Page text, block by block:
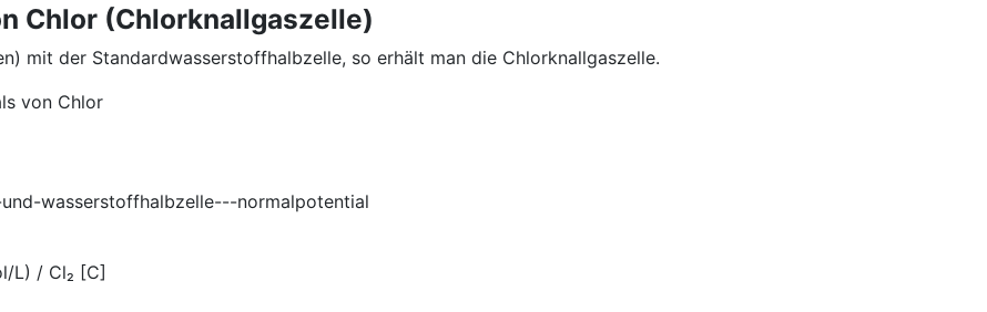
Chlor (Chlorknallgaszelle)
mit der Standardwasserstoffhalbzelle, so erhält man die Chlorknallgaszelle.
von Chlor
L) / Cl₂ [C]